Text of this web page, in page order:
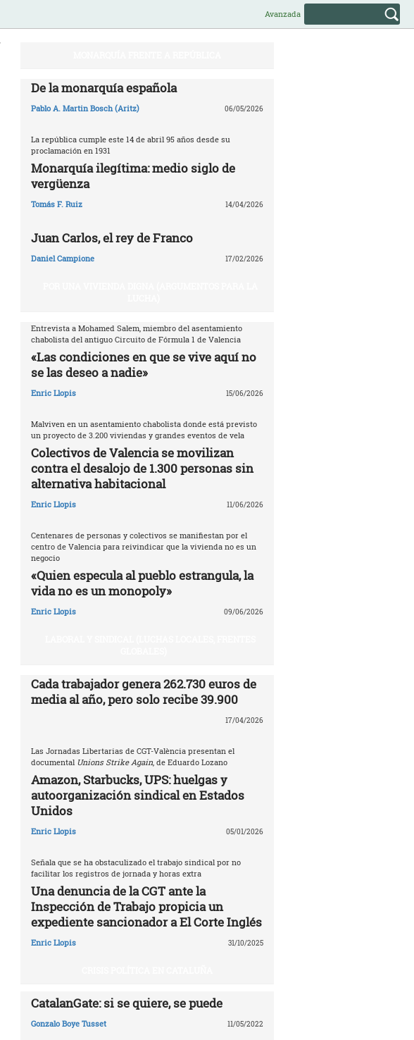
Avanzada
De la monarquía española
Pablo A. Martin Bosch (Aritz) 06/05/2026
La república cumple este 14 de abril 95 años desde su
proclamación en 1931
Monarquía ilegítima: medio siglo de
vergüenza
Tomás F. Ruiz 14/04/2026
Juan Carlos, el rey de Franco
Daniel Campione 17/02/2026
Entrevista a Mohamed Salem, miembro del asentamiento
chabolista del antiguo Circuito de Fórmula 1 de Valencia
«Las condiciones en que se vive aquí no
se las deseo a nadie»
Enric Llopis 15/06/2026
Malviven en un asentamiento chabolista donde está previsto
un proyecto de 3.200 viviendas y grandes eventos de vela
Colectivos de Valencia se movilizan
contra el desalojo de 1.300 personas sin
alternativa habitacional
Enric Llopis 11/06/2026
Centenares de personas y colectivos se manifiestan por el
centro de Valencia para reivindicar que la vivienda no es un
negocio
«Quien especula al pueblo estrangula, la
vida no es un monopoly»
Enric Llopis 09/06/2026
Cada trabajador genera 262.730 euros de
media al año, pero solo recibe 39.900
17/04/2026
Las Jornadas Libertarias de CGT-València presentan el
documental Unions Strike Again, de Eduardo Lozano
Amazon, Starbucks, UPS: huelgas y
autoorganización sindical en Estados
Unidos
Enric Llopis 05/01/2026
Señala que se ha obstaculizado el trabajo sindical por no
facilitar los registros de jornada y horas extra
Una denuncia de la CGT ante la
Inspección de Trabajo propicia un
expediente sancionador a El Corte Inglés
Enric Llopis 31/10/2025
CatalanGate: si se quiere, se puede
Gonzalo Boye Tusset 11/05/2022